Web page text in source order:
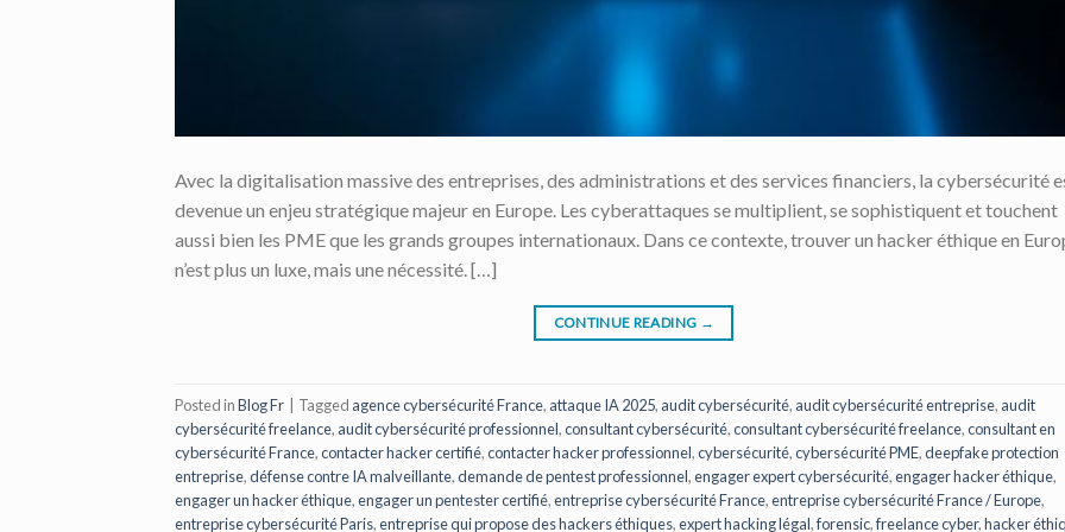
Avec la digitalisation massive des entreprises, des administrations et des services financiers, la cybersécurité
devenue un enjeu stratégique majeur en Europe. Les cyberattaques se multiplient, se sophistiquent et touchent
aussi bien les PME que les grands groupes internationaux. Dans ce contexte, trouver un hacker éthique en
n’est plus un luxe, mais une nécessité. […]
CONTINUE READING →
Posted inBlog Fr Tagged agence cybersécurité France, attaque IA 2025, audit cybersécurité, audit cybersécurité entreprise, audit
cybersécurité freelance, audit cybersécurité professionnel,consultant cybersécurité,consultant cybersécurité freelance,consultant en
cybersécurité France,contacter hacker certifié,contacter hacker professionnel,cybersécurité,cybersécurité PME,deepfake protection
entreprise,défense contre IA malveillante,demande de pentest professionnel,engager expert cybersécurité,engager hacker éthique,
engager un hacker éthique,engager un pentester certifié,entreprise cybersécurité France,entreprise cybersécurité France / Europe,
entreprise cybersécurité Paris,entreprise qui propose des hackers éthiques,expert hacking légal,forensic,freelance cyber,hacker